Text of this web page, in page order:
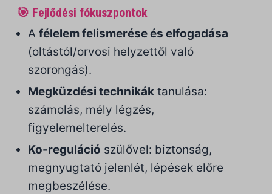
🎯 Fejlődési fókuszpontok
A félelem felismerése és elfogadása
(oltástól/orvosi helyzettől való
szorongás).
Megküzdési technikáktanulása:
számolás, mély légzés,
figyelemelterelés.
Ko-reguláció szülővel: biztonság,
megnyugtató jelenlét, lépések előre
megbeszélése.